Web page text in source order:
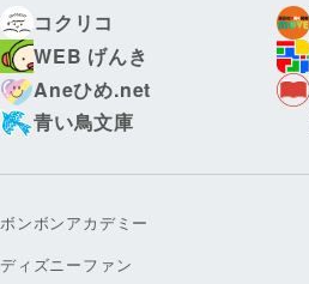
コクリコ
WEB げんき
Aneひめ.net
青い鳥文庫
ボンボンアカデミー
ディズニーファン